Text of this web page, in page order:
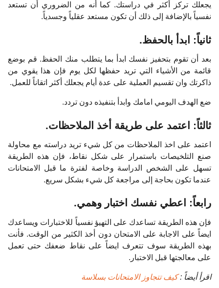
يجعلك تركز أكثر في دراستك. كما أنه من الضروري أن تستعد
نفسياً بالإضافة إلى ذلك أن تكون مستعد عقلياً وجسدياً.
ثانياً: ابدأ بالحفظ.
بعد أن تقوم بتحفيز نفسك ابدأ بما يتطلب منك الحفظ. قم بوضع
قائمة من الأشياء التي تريد حفظها لكل يوم فإن هذا يقوي من
ذاكرتك وان تقسيم العملية على عدة أيام يجعلك أكثر اتقاناً للعمل.
ضع الهدف اليومي امامك وابدأ بتنفيذه دون تردد.
ثالثاً: اعتمد على طريقة أخذ الملاحظات.
اعتمد على اخذ الملاحظات من كل شيء تريد دراسته مع محاولة
صنع التلخيصات باستمرار على شكل نقاط، فإن هذه الطريقة
تسهل على الشخص الدراسة وخاصة لفترة ما قبل الامتحانات
عندما تكون بحاجة إلى مراجعة كل شيء بشكل سريع.
رابعاً: اعطي نفسك اختبار وهمي.
فإن هذه الطريقة تساعدك على التهيؤ نفسياً للاختبارات ويساعدك
ايضاً على الاجابة على الامتحان دون أخذ الكثير من الوقت. فأنت
بهذه الطريقة سوف تتعرف ايضاً على نقاط ضعفك حتى تعمل
على معالجتها قبل الاختبار.
اقرأ أيضاً :كيف تتجاوز الامتحانات بسلاسة